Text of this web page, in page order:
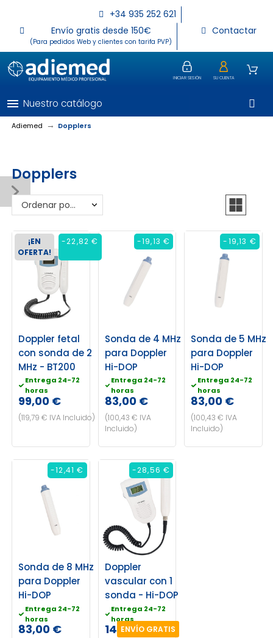
+34 935 252 621
Envío gratis desde 150€
(Para pedidos Web y clientes con tarifa PVP)
Contactar
INICIAR SESIÓN SU CUENTA
menu Nuestro catálogo
Adiemed Dopplers
Dopplers
Ordenar por: Relevancia
Doppler fetal
con sonda de 2
MHz - BT200
Entrega 24-72
horas
99,00 €
(119,79 € IVA Incluido)
¡EN
OFERTA!
-22,82 €
Sonda de 4 MHz
para Doppler
Hi-DOP
Entrega 24-72
horas
83,00 €
(100,43 € IVA
Incluido)
-19,13 €
Sonda de 5 MHz
para Doppler
Hi-DOP
Entrega 24-72
horas
83,00 €
(100,43 € IVA
Incluido)
-19,13 €
Sonda de 8 MHz
para Doppler
Hi-DOP
Entrega 24-72
horas
83,00 €
-12,41 €
Doppler
vascular con 1
sonda - Hi-DOP
Entrega 24-72
horas
145,00 €
ENVÍO GRATIS
-28,56 €